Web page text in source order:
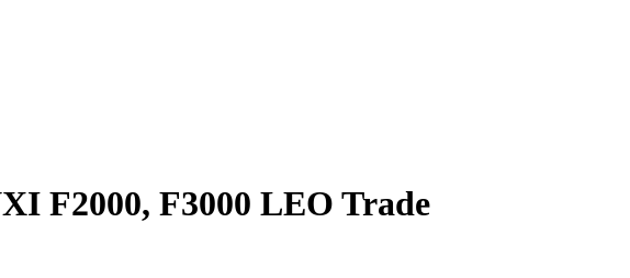
F2000, F3000 LEO Trade